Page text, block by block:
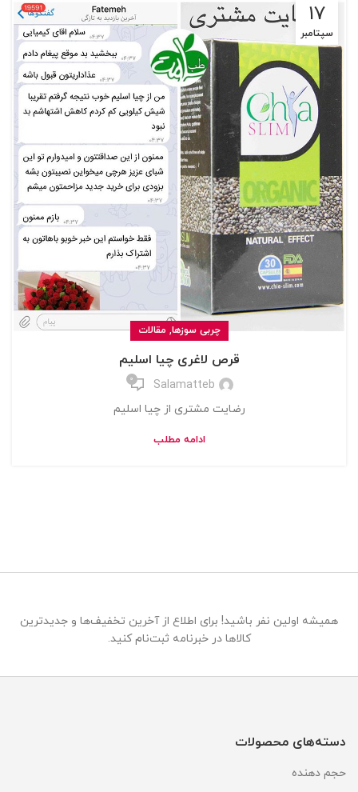
17
سپتامبر
چربی سوزها, مقالات
قرص لاغری چیا اسلیم
Salamatteb
0
رضایت مشتری از چیا اسلیم
ادامه مطلب
همیشه اولین نفر باشید! برای اطلاع از آخرین تخفیف‌ها و جدیدترین
کالاها در خبرنامه ثبت‌نام کنید.
دسته‌های محصولات
حجم دهنده